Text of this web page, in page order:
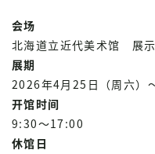
会场
北海道立近代美术馆 展
展期
2026年4月25日（周六）
开馆时间
9:30～17:00
休馆日